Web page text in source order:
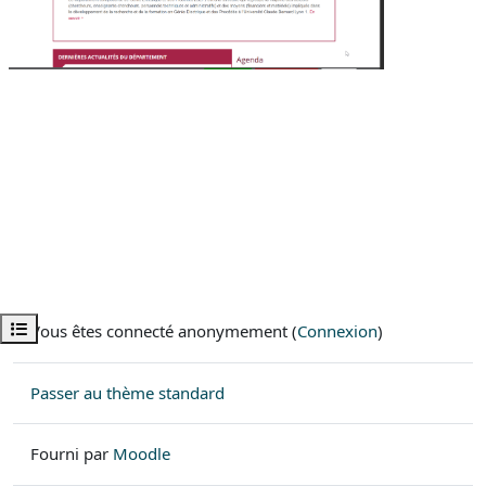
Ouvrir l’index du cours
Vous êtes connecté anonymement (Connexion)
Passer au thème standard
Fourni par Moodle